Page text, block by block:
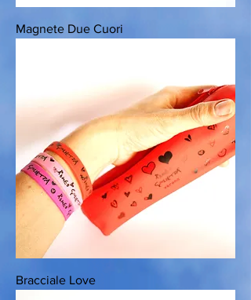
Magnete Due Cuori
Bracciale Love